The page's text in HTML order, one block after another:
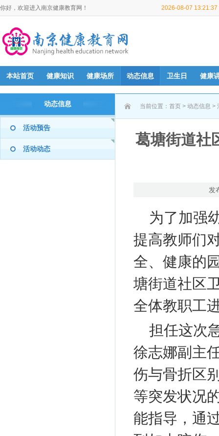
你好，欢迎进入南京健康教育网！ 2026-08-07 13:21:37
本站首页 健康知识 健康场所 动态信息 卫生日 健康
动态信息
活动预告
活动动态
当前位置： 首页 > 动态信息 >
葛塘街道社
发
为了加强
提高教师们
全、健康的
塘街道社区
全体教职工
担任这次
徐志娜副主
伤与骨折区
等突发状况
能指导，通